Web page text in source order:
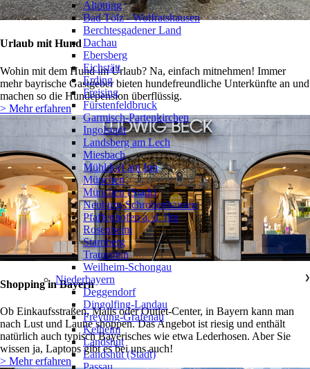
Urlaub mit Hund
Wohin mit dem Hund im Urlaub? Na, einfach mitnehmen! Immer
mehr bayrische Gastgeber bieten hundefreundliche Unterkünfte an und
machen so die Hundepension überflüssig.
> Mehr erfahren
Shopping in Bayern
Ob Einkaufsstraßen, Malls oder Outlet-Center, in Bayern kann man
nach Lust und Laune shoppen. Das Angebot ist riesig und enthält
natürlich auch typisch Bayerisches wie etwa Lederhosen. Aber Sie
wissen ja, Laptops gibt es bei uns auch!
> Mehr erfahren
Altötting
Bad Tölz - Wolfratshausen
Berchtesgadener Land
Dachau
Ebersberg
Eichstätt
Erding
Freising
Fürstenfeldbruck
Garmisch-Partenkirchen
Ingolstadt
Landsberg am Lech
Miesbach
Mühldorf am Inn
München
München (Stadt)
Neuburg-Schrobenhausen
Pfaffenhofen a. d. Ilm
Rosenheim
Starnberg
Traunstein
Weilheim-Schongau
Niederbayern
❯
Deggendorf
Dingolfing-Landau
Freyung-Grafenau
Kelheim
Landshut
Landshut (Stadt)
Passau